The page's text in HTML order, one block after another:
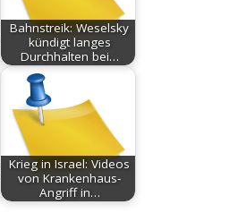
Bahnstreik: Weselsky
kündigt langes
Durchhalten bei…
Krieg in Israel: Videos
von Krankenhaus-
Angriff in…